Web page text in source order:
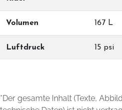
Volumen 167 L
Luftdruck 15 psi
*Der gesamte Inhalt (Texte,